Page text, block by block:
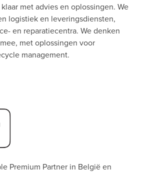
met advies en oplossingen. We
logistiek en leveringsdiensten,
en reparatiecentra. We denken
met oplossingen voor
management.
Premium Partner in België en